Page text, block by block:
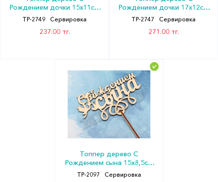
Рождением дочки 15х11см
Миленд
ТР-2749 Сервировка
237.00 тг.
Рождением дочки 17х12см
Миленд
ТР-2747 Сервировка
271.00 тг.
Топпер дерево С
Рождением сына 15х8,5см
Миленд
ТР-2097 Сервировка